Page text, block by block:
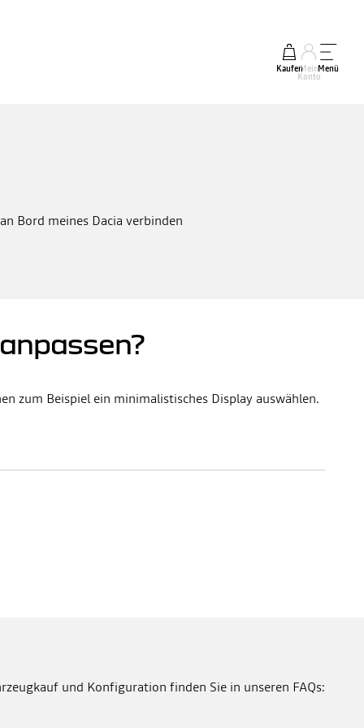
KaufenMein
Konto
Menü
Bord meines Dacia verbinden
zum Beispiel ein minimalistisches Display auswählen.
und Konfiguration finden Sie in unseren FAQs: